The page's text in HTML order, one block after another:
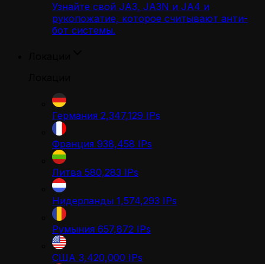
Узнайте свой JA3, JA3N и JA4 и
рукопожатие, которое считывают анти-
бот системы.
Германия 2,347,129 IPs
Франция 938,458 IPs
Литва 580,283 IPs
Нидерланды 1,574,293 IPs
Румыния 657,872 IPs
США 3,420,000 IPs